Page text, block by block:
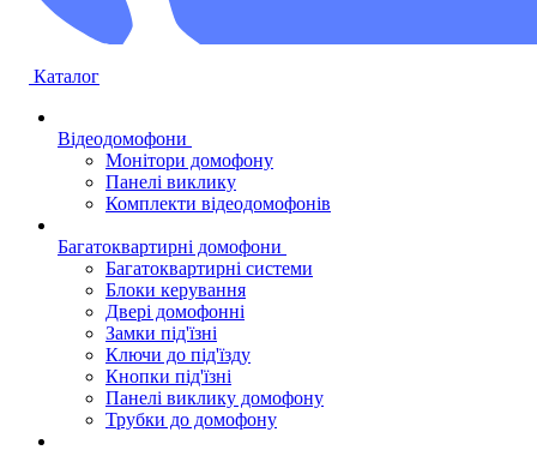
Каталог
Відеодомофони
Монітори домофону
Панелі виклику
Комплекти відеодомофонів
Багатоквартирні домофони
Багатоквартирні системи
Блоки керування
Двері домофонні
Замки під'їзні
Ключи до під'їзду
Кнопки під'їзні
Панелі виклику домофону
Трубки до домофону